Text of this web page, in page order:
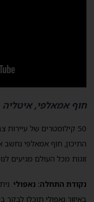
חוף אמאלפי, איטליה
50 קילומטרים של עיירות
התיכון, חוף אמאלפי נחשב
זוגות מכל העולם מגיעים
נקודת התחלה: נאפולי .
באיזור נאפולי תוכלו לבקר